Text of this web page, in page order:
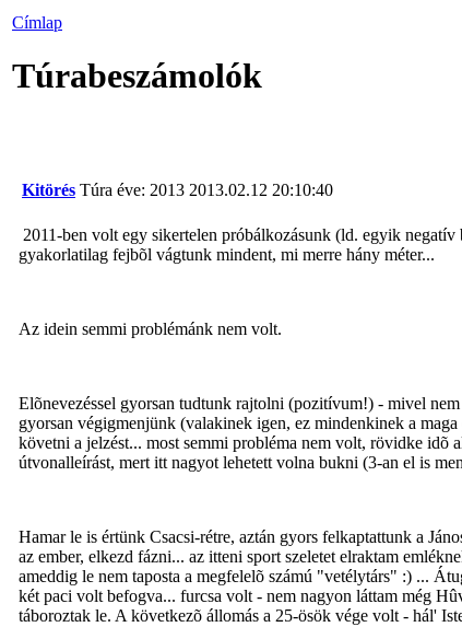
Címlap
Túrabeszámolók
Kitörés Túra éve: 2013 2013.02.12 20:10:40
2011-ben volt egy sikertelen próbálkozásunk (ld. egyik
gyakorlatilag fejbõl vágtunk mindent, mi merre hány méter...
Az idein semmi problémánk nem volt.
Elõnevezéssel gyorsan tudtunk rajtolni (pozitívum!) - mivel
gyorsan végigmenjünk (valakinek igen, ez mindenkinek a
követni a jelzést... most semmi probléma nem volt, rövidke
útvonalleírást, mert itt nagyot lehetett volna bukni (3-an el is
Hamar le is értünk Csacsi-rétre, aztán gyors felkaptattunk a
az ember, elkezd fázni... az itteni sport szeletet elraktam
ameddig le nem taposta a megfelelõ számú "vetélytárs" :) ...
két paci volt befogva... furcsa volt - nem nagyon láttam még
táboroztak le. A következõ állomás a 25-ösök vége volt - hál'